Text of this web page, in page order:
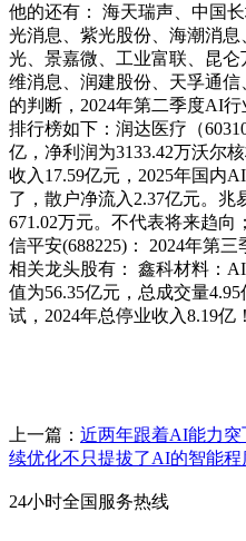
他的还有： 海天瑞声、中国
光消息、紫光股份、海潮消
光、景嘉微、工业富联、昆
维消息、润建股份、天孚通
的判断，2024年第二季度AI
排行榜如下：润达医疗（
亿，净利润为3133.42万沃尔
收入17.59亿元，2025年国内
了，散户净流入2.37亿元。兆
671.02万元。不代表将来趋
信平安(688225)： 2024年第三
相关龙头股有： 鑫科材料：
值为56.35亿元，总成交量
试，2024年总停业收入8.19亿！
上一篇： 近两年跟着AI能力突
续优化不只提拔了AI的智能程
24小时全国服务热线